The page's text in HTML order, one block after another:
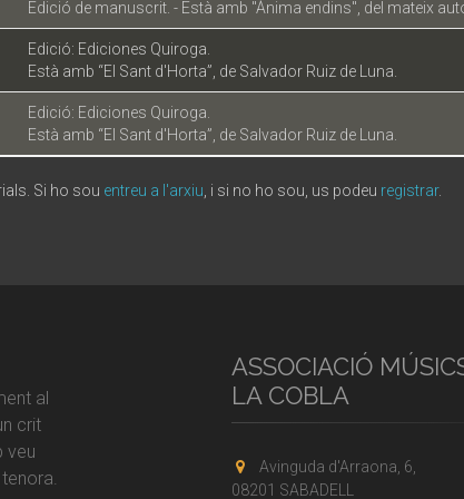
Edició de manuscrit. - Està amb "Ànima endins", del mateix
Edició: Ediciones Quiroga.
Està amb “El Sant d'Horta”, de Salvador Ruiz de Luna.
Edició: Ediciones Quiroga.
Està amb “El Sant d'Horta”, de Salvador Ruiz de Luna.
Si ho sou entreu a l'arxiu , i si no ho sou, us podeu registrar.
al
crit
veu
ASSOCIACIÓ
LA COBLA
Avinguda d'Arraona, 6,
08201 SABADELL